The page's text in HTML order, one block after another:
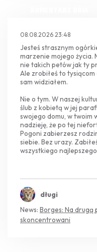
08.08.2026 23:48
Jesteś strasznym
marzenie mojego życia.
nie takich petów jak ty
Ale zrobiłeś to
sam widziałem.
Nie o tym. W naszej
ślub z kobietą w jej
swojego domu, w twoim
nadzieję, że po tej
Pogoni zabierzesz
siebie. Bez urazy.
wszystkiego
rozwój na pewno
długi
News: Borges: Na drugą
skoncentrowani